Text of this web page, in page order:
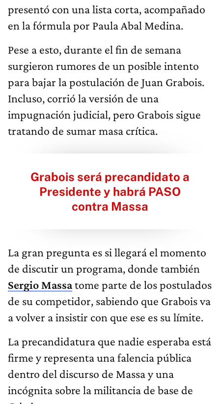
presentó con una lista corta, acompañado
en la fórmula por Paula Abal Medina.
Pese a esto, durante el fin de semana
surgieron rumores de un posible intento
para bajar la postulación de Juan Grabois.
Incluso, corrió la versión de una
impugnación judicial, pero Grabois sigue
tratando de sumar masa crítica.
Grabois será precandidato a
Presidente y habrá PASO
contra Massa
La gran pregunta es si llegará el momento
de discutir un programa, donde también
Sergio Massatome parte de los postulados
de su competidor, sabiendo que Grabois va
a volver a insistir con que ese es su límite.
La precandidatura que nadie esperaba está
firme y representa una falencia pública
dentro del discurso de Massa y una
incógnita sobre la militancia de base de